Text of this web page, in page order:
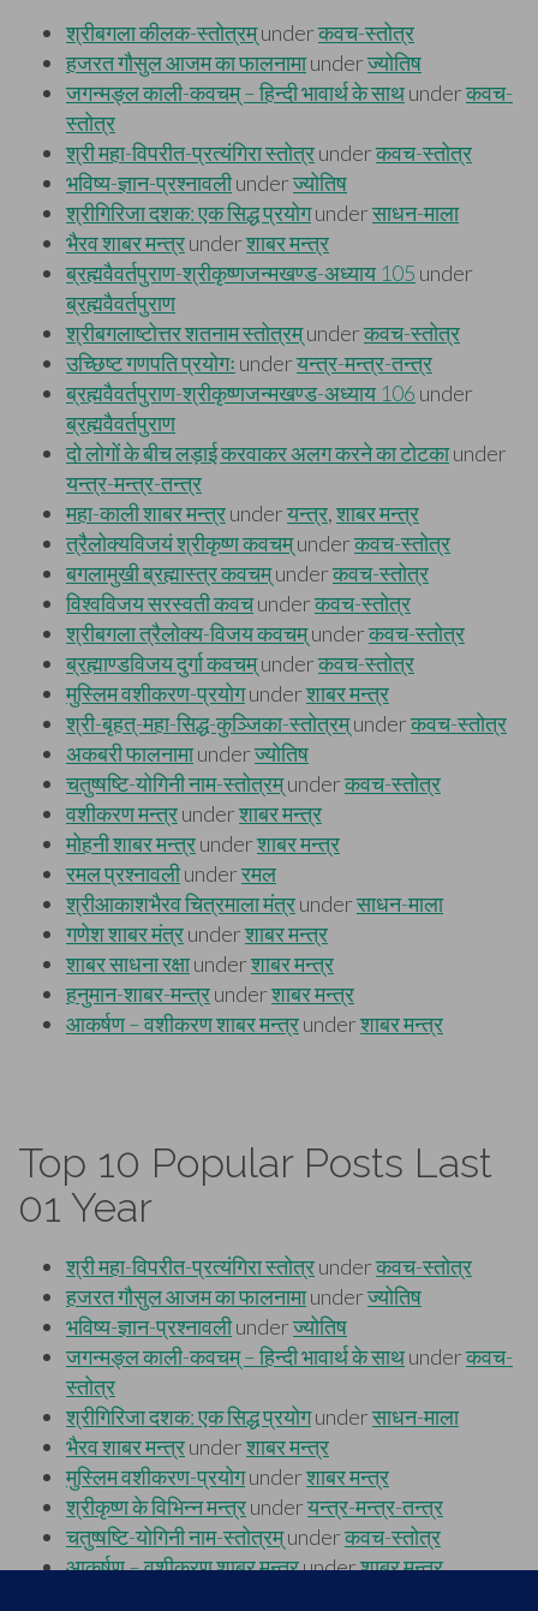
Top 10 Popular Posts Last
01 Year